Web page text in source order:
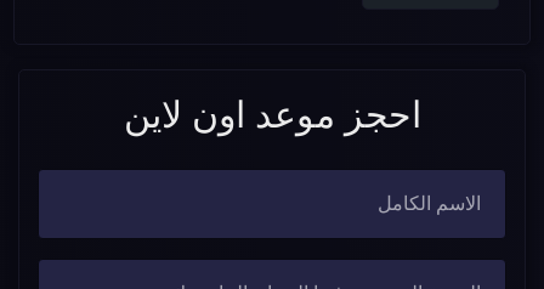
احجز موعد اون لاين